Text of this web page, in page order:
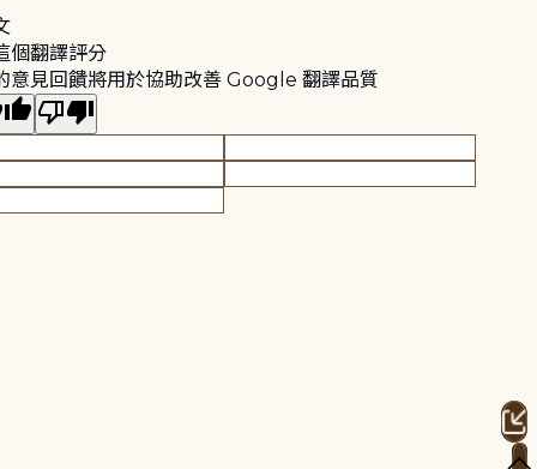
個翻譯評分
意見回饋將用於協助改善 Google 翻譯品質